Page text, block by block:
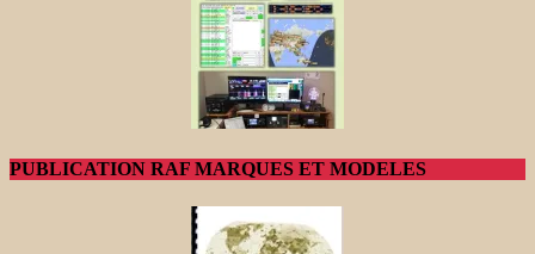
PUBLICATION RAF MARQUES ET MODELES